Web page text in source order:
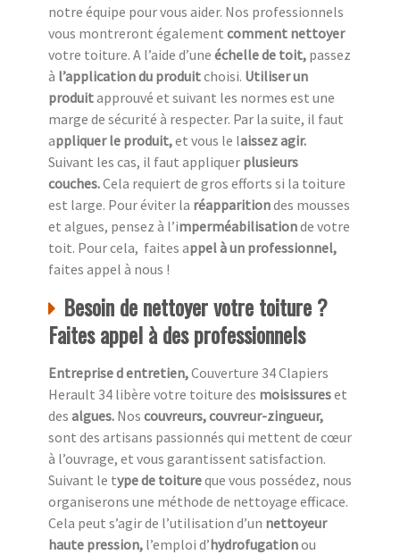
notre équipe pour vous aider. Nos professionnels
vous montreront également comment nettoyer
votre toiture. A l’aide d’une échelle de toit, passez
à l’application du produitchoisi. Utiliser un
produitapprouvé et suivant les normes est une
marge de sécurité à respecter. Par la suite, il faut
appliquer le produit,et vous le laissez agir.
Suivant les cas, il faut appliquer plusieurs
couches.Cela requiert de gros efforts si la toiture
est large. Pour éviter la réapparitiondes mousses
et algues, pensez à l’imperméabilisationde votre
toit. Pour cela, faites appel à un professionnel,
faites appel à nous !
Besoin de nettoyer votre toiture ?
Faites appel à des professionnels
Entreprise d entretien,Couverture 34 Clapiers
Herault 34 libère votre toiture des moisissureset
des algues. Nos couvreurs, couvreur-zingueur,
sont des artisans passionnés qui mettent de cœur
à l’ouvrage, et vous garantissent satisfaction.
Suivant le type de toitureque vous possédez, nous
organiserons une méthode de nettoyage efficace.
Cela peut s’agir de l’utilisation d’un nettoyeur
haute pression, l’emploi d’hydrofugationou